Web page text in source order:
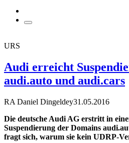
URS
Audi erreicht
audi.auto und audi.cars
RA Daniel Dingeldey31.05.2016
Die deutsche Audi AG erstritt in
Suspendierung der Domains
fragt sich, warum sie kein UDRP-